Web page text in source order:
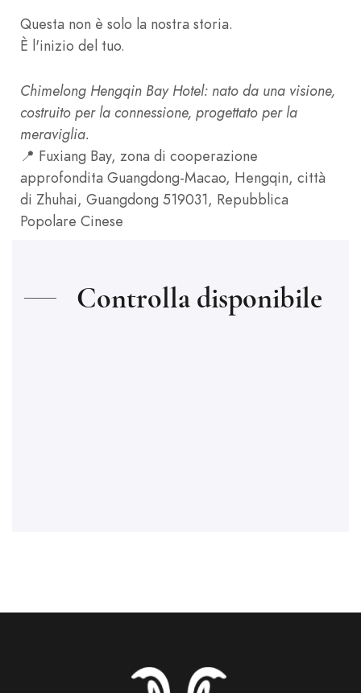
Questa non è solo la nostra storia.
È l'inizio del tuo.
Chimelong Hengqin Bay Hotel: nato da una visione,
costruito per la connessione, progettato per la
meraviglia.
📍 Fuxiang Bay, zona di cooperazione
approfondita Guangdong-Macao, Hengqin, città
di Zhuhai, Guangdong 519031, Repubblica
Popolare Cinese
Controlla disponibile